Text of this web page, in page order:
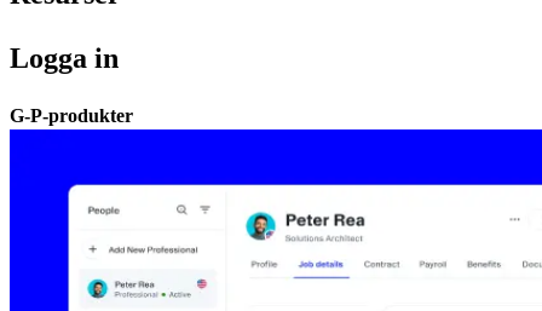
Logga in​​
G-P-produkter​​